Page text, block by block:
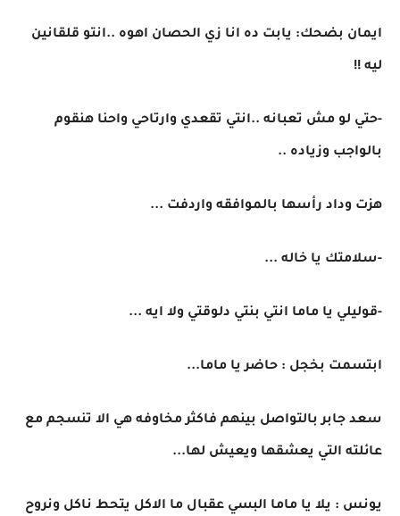
ايمان بضحك: يابت ده انا زي الحصان اهوه ..انتو قلقانين
ليه !!
-حتي لو مش تعبانه ..انتي تقعدي وارتاحي واحنا هنقوم
بالواجب وزياده ..
هزت وداد رأسها بالموافقه واردفت ...
-سلامتك يا خاله ...
-قوليلي يا ماما انتي بنتي دلوقتي ولا ايه ...
ابتسمت بخجل : حاضر يا ماما...
سعد جابر بالتواصل بينهم فاكثر مخاوفه هي الا تنسجم مع
عائلته التي يعشقها ويعيش لها...
يونس : يلا يا ماما البسي عقبال ما الاكل يتحط ناكل ونروح